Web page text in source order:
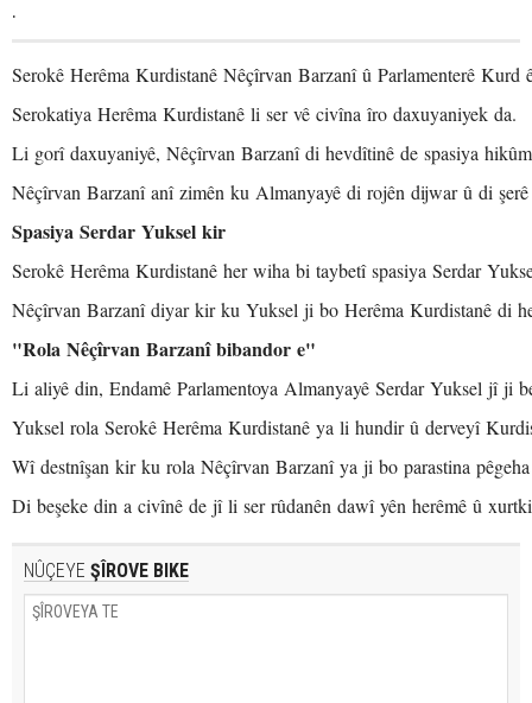
.
Serokê Herêma Kurdistanê Nêçîrvan Barzanî û Parlamenterê
Serokatiya Herêma Kurdistanê li ser vê civîna îro daxuyaniyek da.
Li gorî daxuyaniyê, Nêçîrvan Barzanî di hevdîtinê de spasiya
Nêçîrvan Barzanî anî zimên ku Almanyayê di rojên dijwar û di
Spasiya Serdar Yuksel kir
Serokê Herêma Kurdistanê her wiha bi taybetî spasiya Serdar
Nêçîrvan Barzanî diyar kir ku Yuksel ji bo Herêma Kurdistanê di
"Rola Nêçîrvan Barzanî bibandor e"
Li aliyê din, Endamê Parlamentoya Almanyayê Serdar Yuksel jî ji
Yuksel rola Serokê Herêma Kurdistanê ya li hundir û derveyî
Wî destnîşan kir ku rola Nêçîrvan Barzanî ya ji bo parastina
Di beşeke din a civînê de jî li ser rûdanên dawî yên herêmê û
NÛÇEYE ŞÎROVE BIKE